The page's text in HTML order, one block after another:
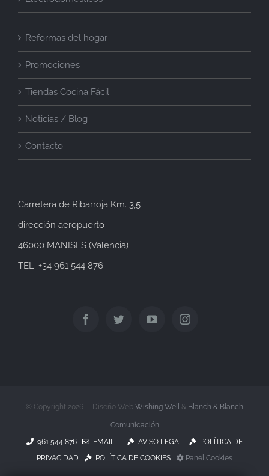
Reformas del hogar
Promociones
Tiendas Cocina Fácil
Noticias / Blog
Contacto
Carretera de Ribarroja Km. 3,5
dirección aeropuerto
46000 MANISES (Valencia)
TEL: +34 961 544 876
© Copyright 2026 | Diseño Web Wishing Well & Blanch & Blanch
Comunicación
961 544 876
EMAIL AVISO LEGAL
POLÍTICA DE
PRIVACIDAD
POLÍTICA DE COOKIES Panel Cookies